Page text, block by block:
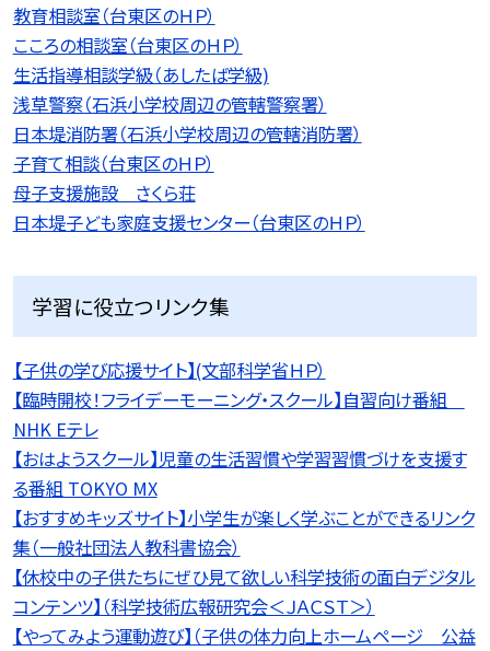
教育相談室（台東区のＨＰ）
こころの相談室（台東区のＨＰ）
生活指導相談学級（あしたば学級)
浅草警察（石浜小学校周辺の管轄警察署）
日本堤消防署（石浜小学校周辺の管轄消防署）
子育て相談（台東区のＨＰ）
母子支援施設 さくら荘
日本堤子ども家庭支援センター（台東区のＨＰ）
学習に役立つリンク集
【子供の学び応援サイト】(文部科学省ＨＰ）
【臨時開校！フライデーモーニング・スクール】自習向け番組
NHK Eテレ
【おはようスクール】児童の生活習慣や学習習慣づけを支援す
る番組 TOKYO MX
【おすすめキッズサイト】小学生が楽しく学ぶことができるリンク
集（一般社団法人教科書協会）
【休校中の子供たちにぜひ見て欲しい科学技術の面白デジタル
コンテンツ】（科学技術広報研究会＜ＪＡＣＳＴ＞）
【やってみよう運動遊び】（子供の体力向上ホームページ 公益